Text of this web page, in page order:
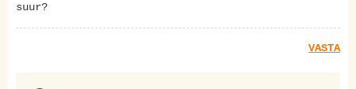
suur?
VASTA